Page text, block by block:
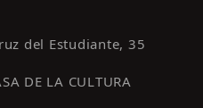
del Estudiante, 35
DE LA CULTURA